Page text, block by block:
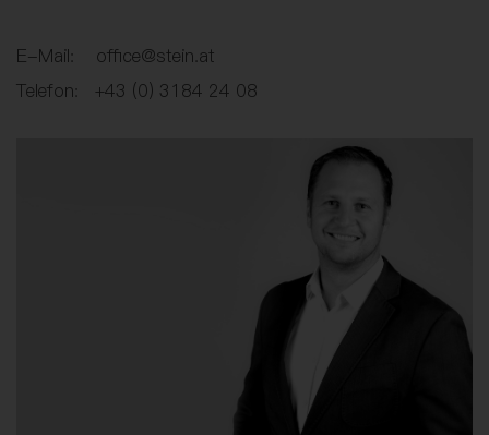
E-Mail: office@stein.at
Telefon: +43 (0) 3184 24 08